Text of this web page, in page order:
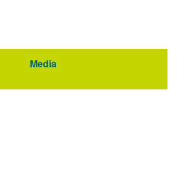
Media